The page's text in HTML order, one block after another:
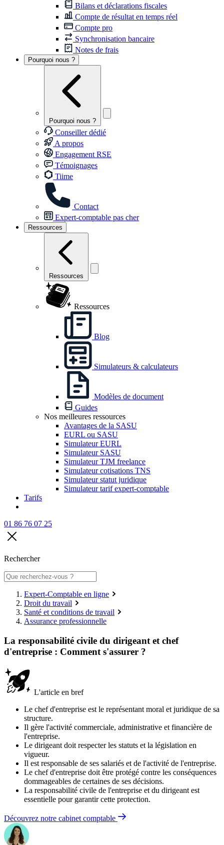
Bilans et déclarations fiscales
Compte de résultat en temps réel
Compte pro
Synchronisation bancaire
Notes de frais
Pourquoi nous ?
Pourquoi nous ?
Conseiller dédié
A propos
Engagement RSE
Témoignages
Tiime
Contact
Expert-comptable pas cher
Ressources
Ressources
Ressources
Blog
Simulateurs & calculateurs
Modèles de document
Guides
Nos meilleures ressources
Avantages de la SASU
EURL ou SASU
Simulateur EURL
Simulateur SASU
Simulateur TJM freelance
Simulateur cotisations TNS
Simulateur statut juridique
Simulateur tarif expert-comptable
Tarifs
01 86 76 07 25
Rechercher
Expert-Comptable en ligne
Droit du travail
Santé et conditions de travail
Assurance professionnelle
La responsabilité civile du dirigeant et chef
d'entreprise : Comment s'assurer ?
L'article en bref
Le chef d'entreprise est le représentant moral et juridique de sa
structure.
Il gère l'activité commerciale, administrative et financière de
l'entreprise.
Le dirigeant doit respecter les statuts et la législation en
vigueur.
Il est responsable de ses salariés et de l'activité de l'entreprise.
Le chef d'entreprise doit être protégé contre les conséquences
dommageables de certaines de ses décisions.
La responsabilité civile de l'entreprise et du dirigeant est
essentielle pour garantir cette protection.
Découvrez notre cabinet comptable